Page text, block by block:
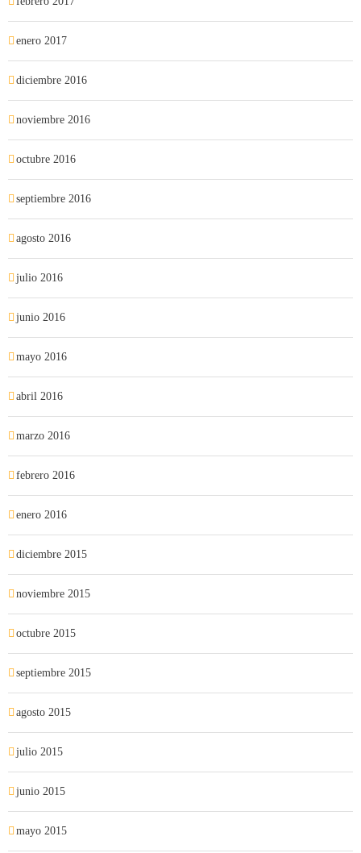
enero 2017
diciembre 2016
noviembre 2016
octubre 2016
septiembre 2016
agosto 2016
julio 2016
junio 2016
mayo 2016
abril 2016
marzo 2016
febrero 2016
enero 2016
diciembre 2015
noviembre 2015
octubre 2015
septiembre 2015
agosto 2015
julio 2015
junio 2015
mayo 2015